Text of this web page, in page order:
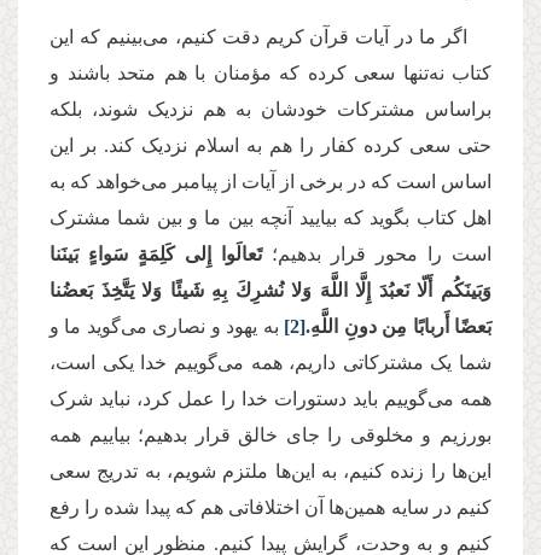
اگر ما در آیات قرآن کریم دقت کنیم، می‌بینیم که این
کتاب نه‌تنها سعی کرده که مؤمنان با هم متحد باشند و
براساس مشترکات خودشان به هم نزدیک شوند، بلکه
حتی سعی کرده کفار را هم به اسلام نزدیک کند. بر این
اساس است که در برخی از آیات از پیامبر می‌خواهد که به
اهل‌ کتاب بگوید که بیایید آنچه بین ما و بین شما مشترک
است را محور قرار بدهیم؛تَعالَوا إِلى كَلِمَةٍ سَواءٍ بَينَنا
وَبَينَكُم أَلّا نَعبُدَ إِلَّا اللَّهَ وَلا نُشرِكَ بِهِ شَيئًا وَلا يَتَّخِذَ بَعضُنا
بَعضًا أَربابًا مِن دونِ اللَّهِ.[2] به یهود و نصاری می‌گوید ما و
شما یک مشترکاتی داریم، همه می‌گوییم خدا یکی است،
همه می‌گوییم باید دستورات خدا را عمل کرد، نباید شرک
بورزیم و مخلوقی را جای خالق قرار بدهیم؛ بیاییم همه
این‌ها را زنده کنیم، به این‌ها ملتزم شویم، به تدریج سعی
کنیم در سایه همین‌ها آن اختلافاتی هم که پیدا شده را رفع
کنیم و به وحدت، گرایش پیدا کنیم. منظور این است که